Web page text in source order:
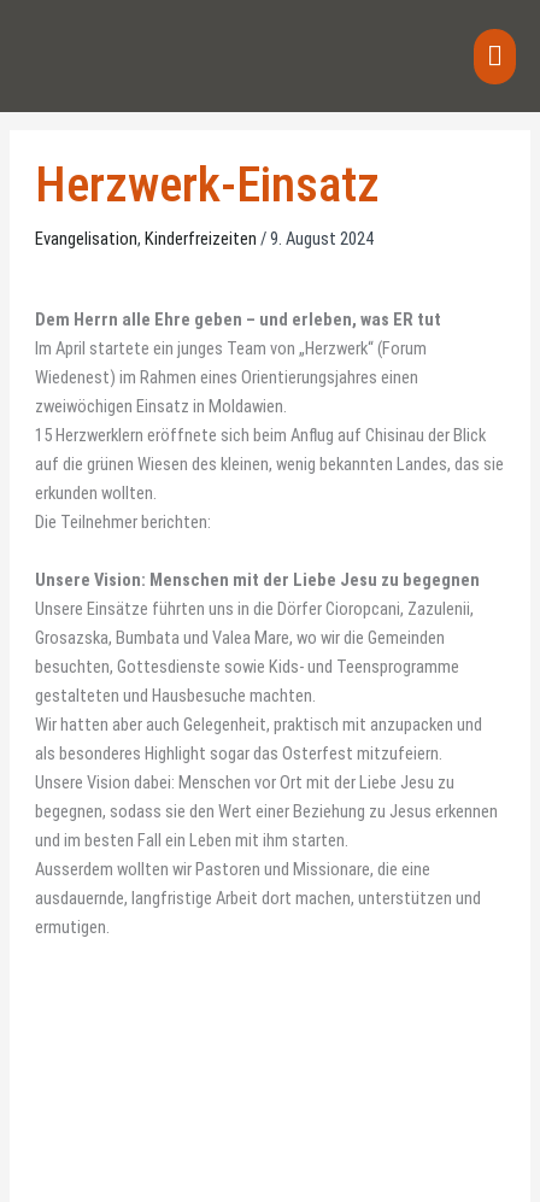
Main
Herzwerk-Einsatz
Evangelisation, Kinderfreizeiten /9. August 2024
Dem Herrn alle Ehre geben – und erleben, was ER tut
Im April startete ein junges Team von „Herzwerk“ (Forum
Wiedenest) im Rahmen eines Orientierungsjahres einen
zweiwöchigen Einsatz in Moldawien.
15 Herzwerklern eröffnete sich beim Anflug auf Chisinau der Blick
auf die grünen Wiesen des kleinen, wenig bekannten Landes, das sie
erkunden wollten.
Die Teilnehmer berichten:
Unsere Vision: Menschen mit der Liebe Jesu zu begegnen
Unsere Einsätze führten uns in die Dörfer Cioropcani, Zazulenii,
Grosazska, Bumbata und Valea Mare, wo wir die Gemeinden
besuchten, Gottesdienste sowie Kids- und Teensprogramme
gestalteten und Hausbesuche machten.
Wir hatten aber auch Gelegenheit, praktisch mit anzupacken und
als besonderes Highlight sogar das Osterfest mitzufeiern.
Unsere Vision dabei: Menschen vor Ort mit der Liebe Jesu zu
begegnen, sodass sie den Wert einer Beziehung zu Jesus erkennen
und im besten Fall ein Leben mit ihm starten.
Ausserdem wollten wir Pastoren und Missionare, die eine
ausdauernde, langfristige Arbeit dort machen, unterstützen und
ermutigen.